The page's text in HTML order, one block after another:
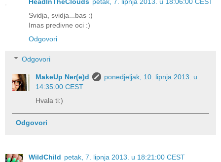
Svidja, svidja...bas :)
Imas predivne oci :)
Odgovori
Odgovori
MakeUp Ner(e)d
ponedjeljak, 10. lipnja 2013. u
14:35:00 CEST
Hvala ti:)
Odgovori
WildChild petak, 7. lipnja 2013. u 18:21:00 CEST